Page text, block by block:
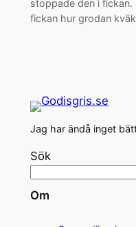
stoppade den i
fickan hur grodan
Jag har ändå inget
Sök
Om